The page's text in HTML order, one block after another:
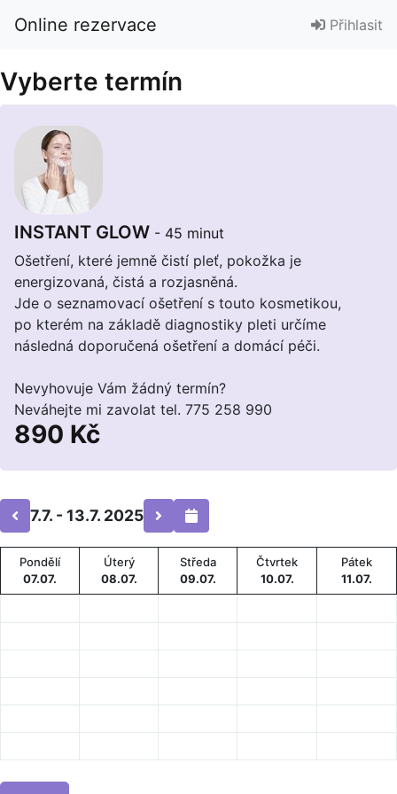
Online rezervace Přihlasit
Vyberte termín
INSTANT GLOW - 45 minut
Ošetření, které jemně čistí pleť, pokožka je
energizovaná, čistá a rozjasněná.
Jde o seznamovací ošetření s touto kosmetikou,
po kterém na základě diagnostiky pleti určíme
následná doporučená ošetření a domácí péči.
Nevyhovuje Vám žádný termín?
Neváhejte mi zavolat tel. 775 258 990
890 Kč
7.7. - 13.7. 2025
Pondělí
07.07.
Úterý
08.07.
Středa
09.07.
Čtvrtek
10.07.
Pátek
11.07.